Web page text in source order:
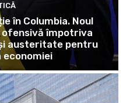
în Columbia. Noul
împotriva
austeritate pentru